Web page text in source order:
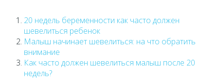
20 недель беременности как часто должен
шевелиться ребенок
Малыш начинает шевелиться: на что обратить
внимание
Как часто должен шевелиться малыш после 20
недель?